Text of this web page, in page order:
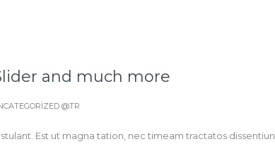
and much more
@TR
Est ut magna tation, nec timeam tractatos